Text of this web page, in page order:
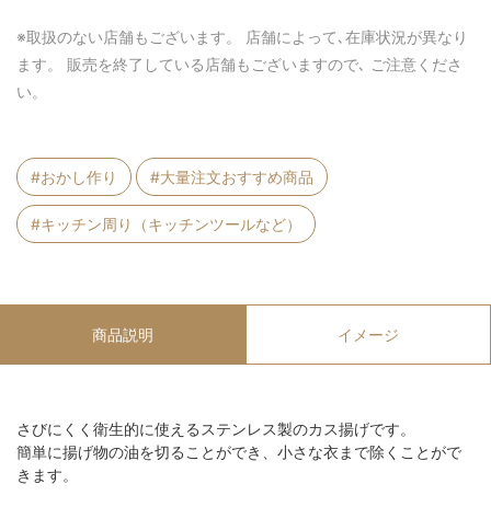
※取扱のない店舗もございます。 店舗によって､在庫状況が異なり
ます。 販売を終了している店舗もございますので､ ご注意くださ
い。
#おかし作り #大量注文おすすめ商品
#キッチン周り（キッチンツールなど）
商品説明 イメージ
さびにくく衛生的に使えるステンレス製のカス揚げです。
簡単に揚げ物の油を切ることができ、小さな衣まで除くことがで
きます。